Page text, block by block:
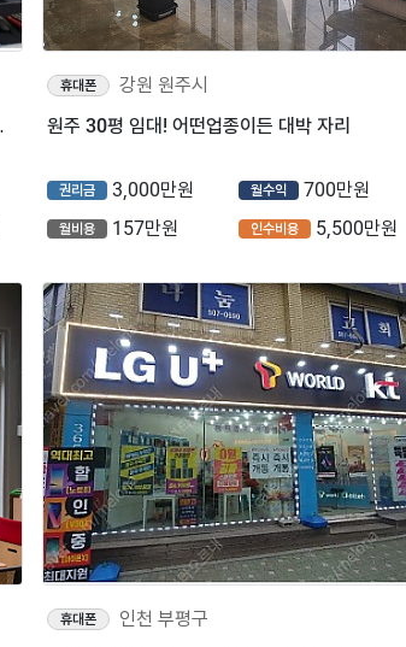
매장입니다.
휴대폰
강원 원주시
원주 30평 임대! 어떤업종이든 대박 자리
권리금 3,000만원 월수익 700만원
월비용 157만원 인수비용 5,500만원
휴대폰
인천 부평구